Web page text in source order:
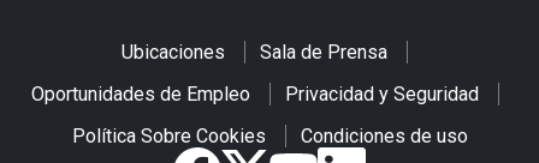
Ubicaciones
Sala de Prensa
Oportunidades de Empleo
Privacidad y Seguridad
Política Sobre Cookies
Condiciones de uso